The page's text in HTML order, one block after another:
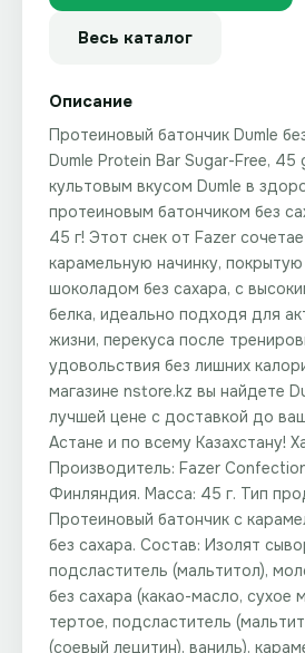
Весь каталог
Описание
Протеиновый батончик Dumle
Dumle Protein Bar Sugar-Free, 45
культовым вкусом Dumle в
протеиновым батончиком без
45 г! Этот снек от Fazer
карамельную начинку,
шоколадом без сахара, с
белка, идеально подходя для
жизни, перекуса после
удовольствия без лишних
магазине nstore.kz вы найдете
лучшей цене с доставкой до
Астане и по всему Казахстану!
Производитель: Fazer
Финляндия. Масса: 45 г. Тип
Протеиновый батончик с
без сахара. Состав: Изолят
подсластитель (мальтитол),
без сахара (какао-масло, сухое
тертое, подсластитель
(соевый лецитин), ваниль),